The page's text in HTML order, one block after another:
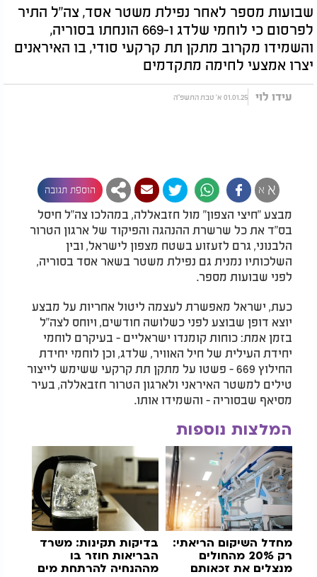
שבועות מספר לאחר נפילת משטר אסד, צה"ל התיר
לפרסום כי לוחמי שלדג ו-669 הונחתו בסוריה,
והשמידו מקרוב מתקן תת קרקעי סודי, בו האיראנים
יצרו אמצעי לחימה מתקדמים
עידו לוי 01.01.25 א' טבת התשפ"ה
א א הוספת תגובה
מבצע "חיצי הצפון" מול חזבאללה, במהלכו צה"ל חיסל
בס"ד את כל שרשרת ההנהגה והפיקוד של ארגון הטרור
הלבנוני, גרם לזעזוע בשטח מצפון לישראל, ובין
השלכותיו נמנית גם נפילת משטר בשאר אסד בסוריה,
לפני שבועות מספר.
כעת, ישראל מאפשרת לעצמה ליטול אחריות על מבצע
יוצא דופן שבוצע לפני כשלושה חודשים, ויוחס לצה"ל
בזמן אמת: כוחות קומנדו ישראליים - בעיקרם לוחמי
יחידת העילית של חיל האוויר, שלדג, וכן לוחמי יחידת
החילוץ 669 - פשטו על מתקן תת קרקעי ששימש לייצור
טילים למשטר האיראני ולארגון הטרור חזבאללה, בעיר
מסיאף שבסוריה - והשמידו אותו.
המלצות נוספות
מחדל השיקום הריאתי:
רק 20% מהחולים
מנצלים את זכאותם
בדיקות תקינות: משרד
הבריאות חוזר בו
מההנחיה להרתחת מים